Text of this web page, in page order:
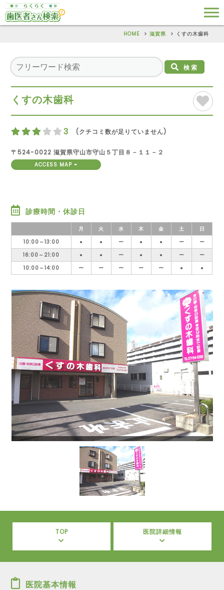
HOME 滋賀県 くすの木歯科
検索
くすの木歯科
3 (クチコミ数が足りていません)
〒524-0022 滋賀県守山市守山５丁目８－１１－２
ACCESS MAP
診療時間・休診日
月 火 水 木 金 土
日
10:00～13:00
● ● ー ● ● ー
ー
16:00～21:00
● ● ー ● ● ー
ー
10:00～14:00
ー ー ー ー ー ● ●
TOP 医院詳細情報
医院基本情報